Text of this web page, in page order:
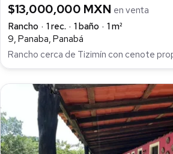
$13,000,000 MXN en venta
Rancho
1 rec. 1 baño
1 m²
9, Panaba, Panabá
Rancho cerca de Tizimín con cenote